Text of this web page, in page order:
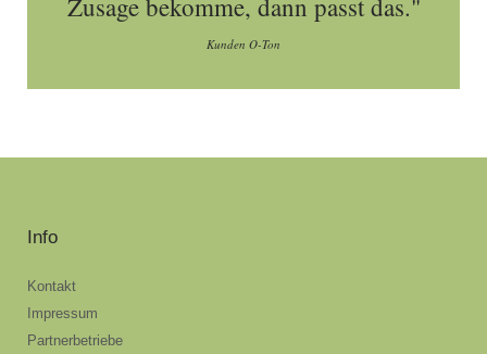
Zusage bekomme, dann passt das."
Kunden O-Ton
Info
Kontakt
Impressum
Partnerbetriebe